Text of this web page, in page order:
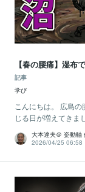
【春の腰痛】湿
記事
学び
こんにちは。 広島
じる日が増えてきま
大本達夫＠ 姿動軸
2026/04/25 06:58